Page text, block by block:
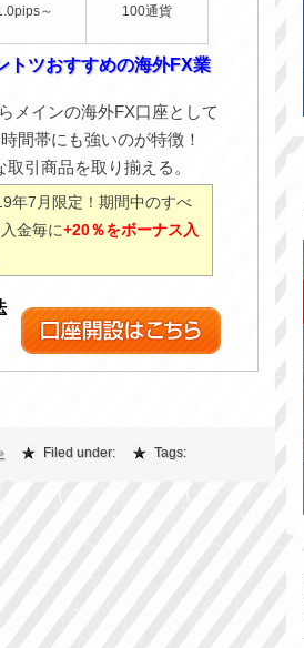
～ 100通貨
トツおすすめの海外FX業
メインの海外FX口座として
間帯にも強いのが特徴！
取引商品を取り揃える。
年7月限定！期間中のすべ
金毎に+20％をボーナス入
Filed under: Tags: